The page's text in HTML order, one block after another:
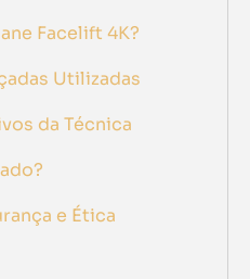
Facelift 4K?
Utilizadas
da Técnica
e Ética